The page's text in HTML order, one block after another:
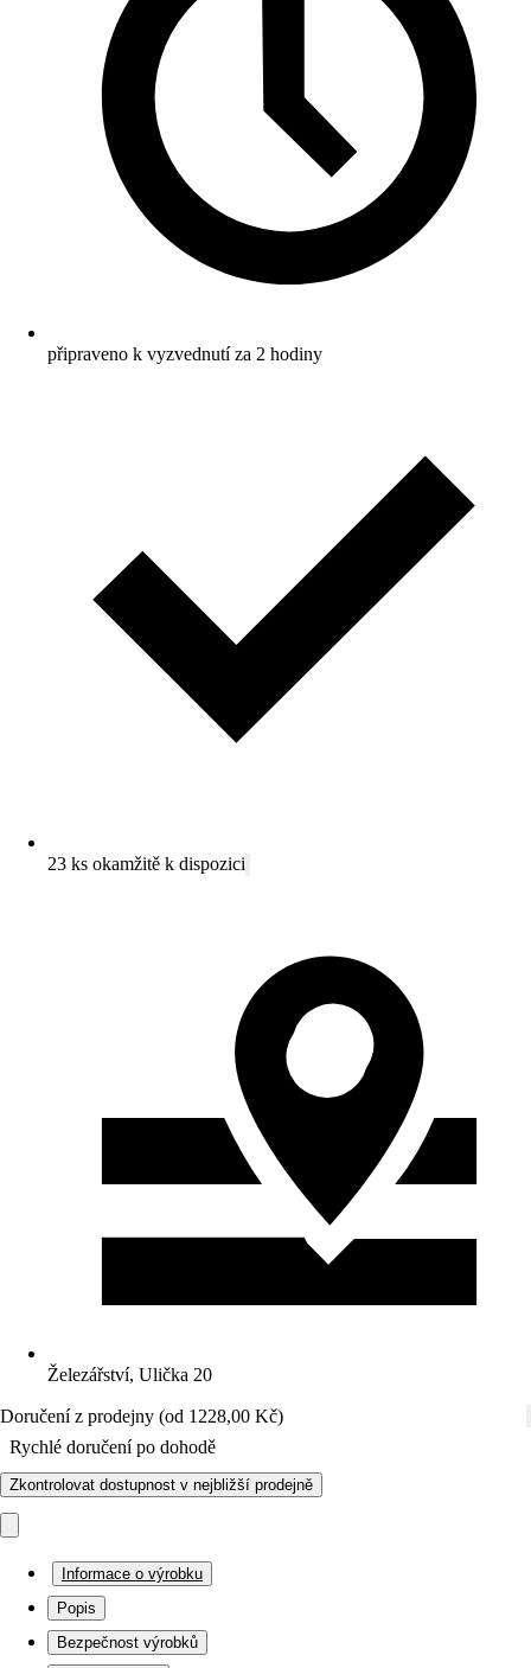
připraveno k vyzvednutí za 2 hodiny
23 ks okamžitě k dispozici
Železářství, Ulička 20
Doručení z prodejny (od 1228,00 Kč)
Rychlé doručení po dohodě
Zkontrolovat dostupnost v nejbližší prodejně
Informace o výrobku
Popis
Bezpečnost výrobků